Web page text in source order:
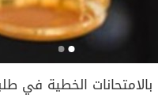
الخطية في